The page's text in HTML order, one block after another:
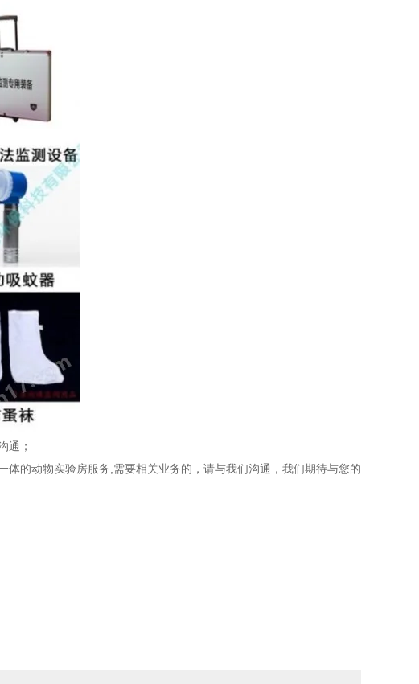
通；
的动物实验房服务,需要相关业务的，请与我们沟通，我们期待与您的